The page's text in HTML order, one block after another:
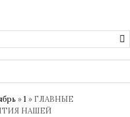
»1 » ГЛАВНЫЕ
НАШЕЙ